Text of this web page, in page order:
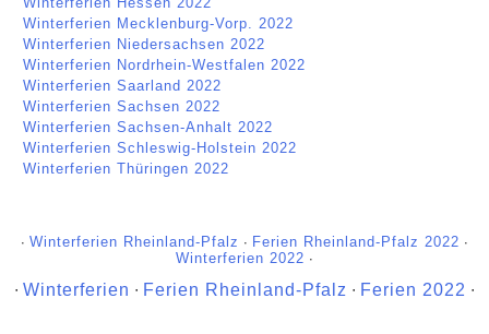
Winterferien Mecklenburg-Vorp. 2022
Winterferien Niedersachsen 2022
Winterferien Nordrhein-Westfalen 2022
Winterferien Saarland 2022
Winterferien Sachsen 2022
Winterferien Sachsen-Anhalt 2022
Winterferien Schleswig-Holstein 2022
Winterferien Thüringen 2022
∙ Winterferien Rheinland-Pfalz ∙ Ferien Rheinland-Pfalz 2022 ∙
Winterferien 2022 ∙
∙ Winterferien ∙ Ferien Rheinland-Pfalz ∙ Ferien 2022 ∙